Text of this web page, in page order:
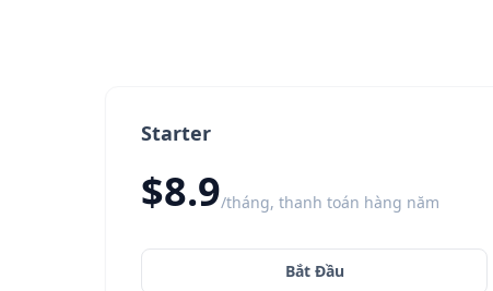
Starter
$8.9/tháng, thanh toán hàng năm
Bắt Đầu